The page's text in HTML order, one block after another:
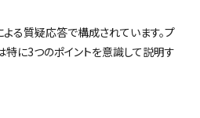
る質疑応答で構成されています。プ
特に3つのポイントを意識して説明す